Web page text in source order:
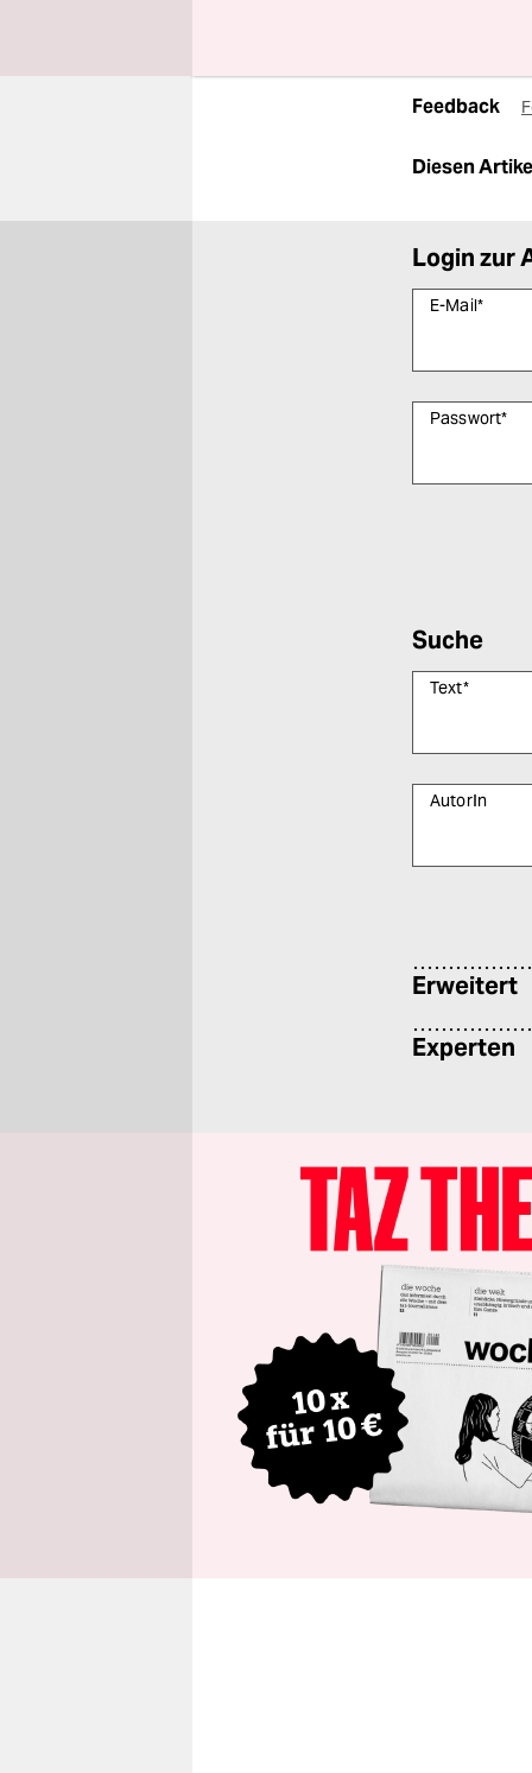
Feedback
Diesen
Login zur
E-Mail*
Passwort*
Suche
Text*
AutorIn
Erweitert
Experten